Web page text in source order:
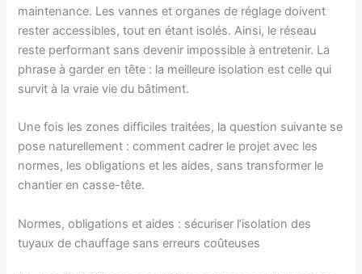
maintenance. Les vannes et organes de réglage doivent
rester accessibles, tout en étant isolés. Ainsi, le réseau
reste performant sans devenir impossible à entretenir. La
phrase à garder en tête : la meilleure isolation est celle qui
survit à la vraie vie du bâtiment.
Une fois les zones difficiles traitées, la question suivante se
pose naturellement : comment cadrer le projet avec les
normes, les obligations et les aides, sans transformer le
chantier en casse-tête.
Normes, obligations et aides : sécuriser l’isolation des
tuyaux de chauffage sans erreurs coûteuses